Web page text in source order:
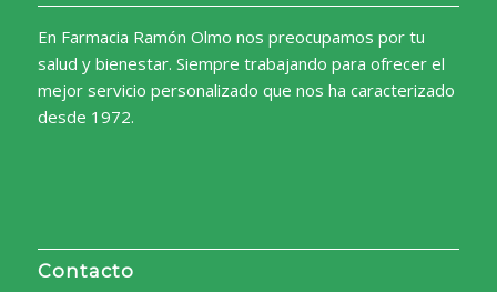
En Farmacia Ramón Olmo nos preocupamos por tu
salud y bienestar. Siempre trabajando para ofrecer el
mejor servicio personalizado que nos ha caracterizado
desde 1972.
Contacto